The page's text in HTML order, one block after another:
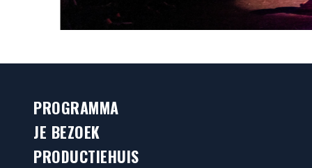
PROGRAMMA
JE BEZOEK
PRODUCTIEHUIS